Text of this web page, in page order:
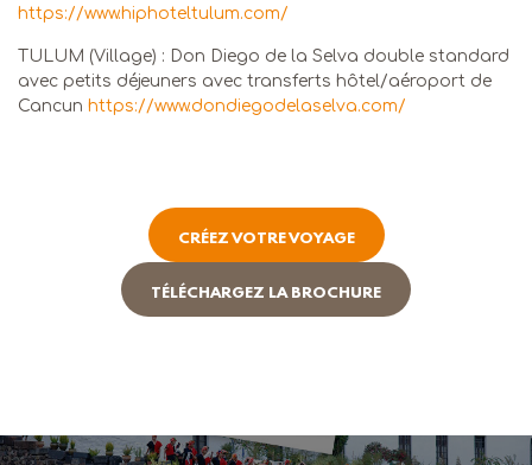
https://www.hiphoteltulum.com/
TULUM (Village) : Don Diego de la Selva double standard
avec petits déjeuners avec transferts hôtel/aéroport de
Cancun https://www.dondiegodelaselva.com/
CRÉEZ VOTRE VOYAGE
TÉLÉCHARGEZ LA BROCHURE